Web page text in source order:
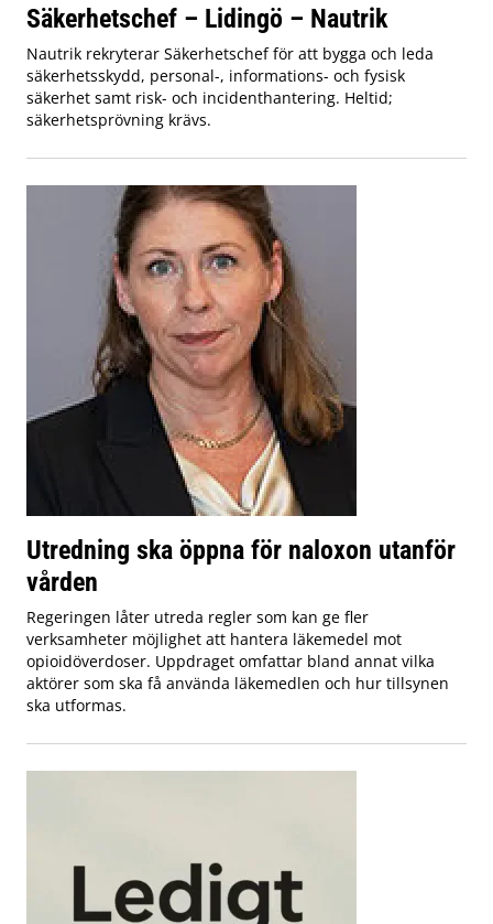
Säkerhetschef – Lidingö – Nautrik
Nautrik rekryterar Säkerhetschef för att bygga och leda
säkerhetsskydd, personal-, informations- och fysisk
säkerhet samt risk- och incidenthantering. Heltid;
säkerhetsprövning krävs.
Utredning ska öppna för naloxon utanför
vården
Regeringen låter utreda regler som kan ge fler
verksamheter möjlighet att hantera läkemedel mot
opioidöverdoser. Uppdraget omfattar bland annat vilka
aktörer som ska få använda läkemedlen och hur tillsynen
ska utformas.